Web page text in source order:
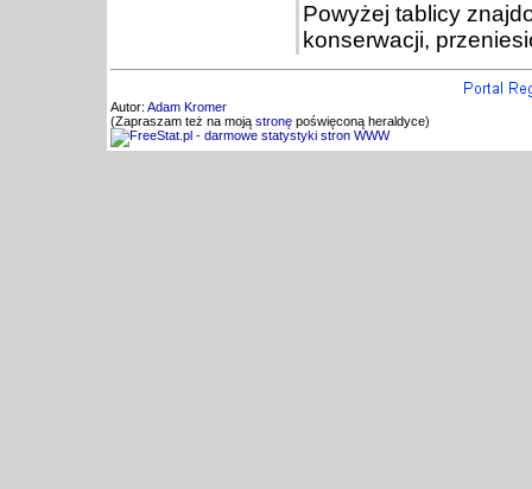
Powyżej tablicy
konserwacji,
Autor: Adam Kromer
(Zapraszam też na moją stronę poświęconą heraldyce)